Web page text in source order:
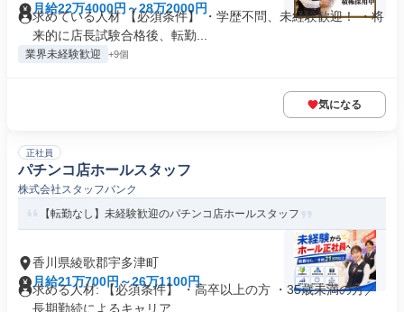
月給22万4000円～28万2000円
求めている人材 【必須条件】 ・学歴不問、未経験歓迎！ ・将
来的に店長試験合格後、転勤...
業界未経験歓迎 +9個
気になる
正社員
パチンコ店ホールスタッフ
株式会社スタッフバンク
【転勤なし】未経験歓迎のパチンコ店ホールスタッフ
香川県綾歌郡宇多津町
月給21万700円～26万1100円
求める人材: 【必須条件】 ・高卒以上の方 ・35歳未満の方／
長期勤続によるキャリア...